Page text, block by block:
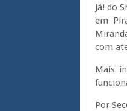
Já! do
em
com
Mais
Por